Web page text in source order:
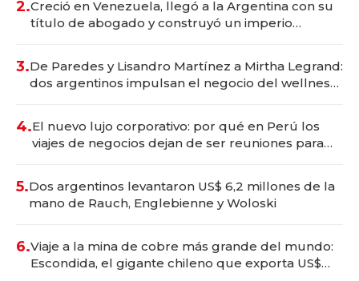
2.Creció en Venezuela, llegó a la Argentina con su
título de abogado y construyó un imperio
3.De Paredes y Lisandro Martínez a Mirtha Legrand:
dos argentinos impulsan el negocio del wellness
4.El nuevo lujo corporativo: por qué en Perú los
viajes de negocios dejan de ser reuniones para
5.Dos argentinos levantaron US$ 6,2 millones de la
mano de Rauch, Englebienne y Woloski
6.Viaje a la mina de cobre más grande del mundo:
Escondida, el gigante chileno que exporta US$